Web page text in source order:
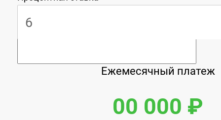
Ежемесячный платеж
00 000 ₽